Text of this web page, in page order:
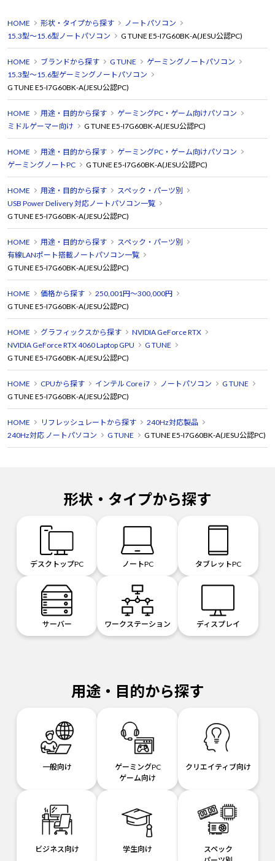
HOME 形状・タイプから探す
ノートパソコン
15.3型～15.6型ノートパソコン
G TUNE E5-I7G60BK-A(JESU公認PC)
HOME ブランドから探す G TUNE
ゲーミングノートパソコン
15.3型～15.6型ゲーミングノートパソコン
G TUNE E5-I7G60BK-A(JESU公認PC)
HOME 用途・目的から探す
ゲーミングPC・ゲーム向けパソコン
ミドルゲーマー向け
G TUNE E5-I7G60BK-A(JESU公認PC)
HOME 用途・目的から探す
ゲーミングPC・ゲーム向けパソコン
ゲーミングノートPC
G TUNE E5-I7G60BK-A(JESU公認PC)
HOME 用途・目的から探す
スペック・パーツ別
USB Power Delivery 対応ノートパソコン一覧
G TUNE E5-I7G60BK-A(JESU公認PC)
HOME 用途・目的から探す
スペック・パーツ別
有線LANポート搭載ノートパソコン一覧
G TUNE E5-I7G60BK-A(JESU公認PC)
HOME 価格から探す
250,001円～300,000円
G TUNE E5-I7G60BK-A(JESU公認PC)
HOME グラフィックスから探す
NVIDIA GeForce RTX
NVIDIA GeForce RTX 4060 Laptop GPU
G TUNE
G TUNE E5-I7G60BK-A(JESU公認PC)
HOME CPUから探す インテル Core i7 ノートパソコン
G TUNE
G TUNE E5-I7G60BK-A(JESU公認PC)
HOME リフレッシュレートから探す
240Hz対応製品
240Hz対応 ノートパソコン
G TUNE G TUNE E5-I7G60BK-A(JESU公認PC)
形状・タイプから探す
デスクトップPC ノートPC タブレットPC
サーバー ワークステーション ディスプレイ
用途・目的から探す
一般向け
ゲーミングPC
ゲーム向け
クリエイティブ向け
ビジネス向け 学生向け
スペック